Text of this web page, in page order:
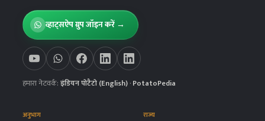
व्हाट्सऐप ग्रुप जॉइन करें →
हमारा नेटवर्क:इंडियन पोटैटो (English)·PotatoPedia
अनुभाग राज्य